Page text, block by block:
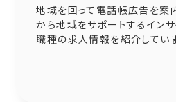
NPO法人様と協働でエンディングノー
2025.08.20
地域を回って電話帳広告を案
から地域をサポートするイン
職種の求人情報を紹介していま